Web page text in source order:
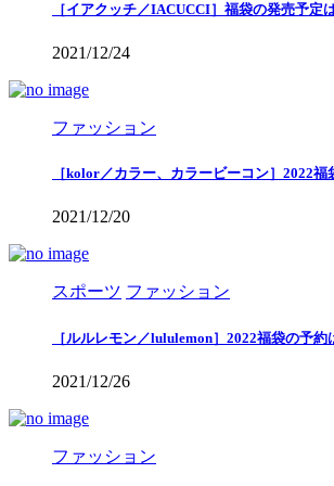
［イアクッチ／IACUCCI］福袋の発売予定
2021/12/24
ファッション
［kolor／カラー、カラービーコン］2022
2021/12/20
スポーツ ファッション
［ルルレモン／lululemon］2022福袋の予
2021/12/26
ファッション